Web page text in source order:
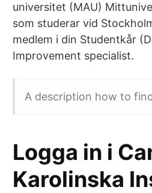
universitet (MAU)
som studerar vid
medlem i din Studentkår
Improvement specialist.
A description how to
Logga in i
Karolinska